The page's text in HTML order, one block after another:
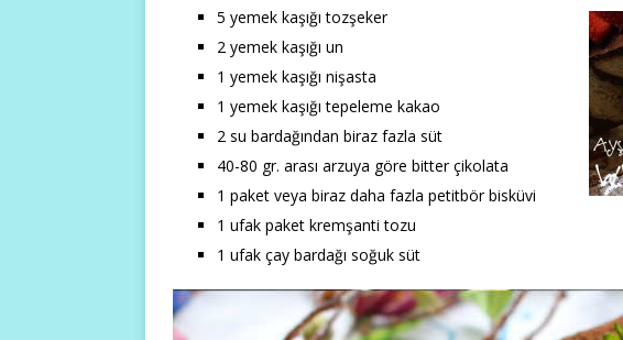
5 yemek kaşığı tozşeker
2 yemek kaşığı un
1 yemek kaşığı nişasta
1 yemek kaşığı tepeleme kakao
2 su bardağından biraz fazla süt
40-80 gr. arası arzuya göre bitter çikolata
1 paket veya biraz daha fazla petitbör bisküvi
1 ufak paket kremşanti tozu
1 ufak çay bardağı soğuk süt